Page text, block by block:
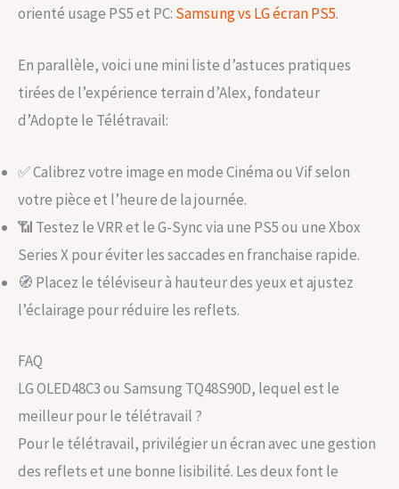
orienté usage PS5 et PC: Samsung vs LG écran PS5.
En parallèle, voici une mini liste d’astuces pratiques
tirées de l’expérience terrain d’Alex, fondateur
d’Adopte le Télétravail:
✅ Calibrez votre image en mode Cinéma ou Vif selon
votre pièce et l’heure de la journée.
📶 Testez le VRR et le G-Sync via une PS5 ou une Xbox
Series X pour éviter les saccades en franchaise rapide.
🧭 Placez le téléviseur à hauteur des yeux et ajustez
l’éclairage pour réduire les reflets.
FAQ
LG OLED48C3 ou Samsung TQ48S90D, lequel est le
meilleur pour le télétravail ?
Pour le télétravail, privilégier un écran avec une gestion
des reflets et une bonne lisibilité. Les deux font le